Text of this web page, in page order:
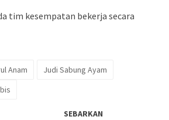
tim kesempatan bekerja secara
Anam
Judi Sabung Ayam
SEBARKAN